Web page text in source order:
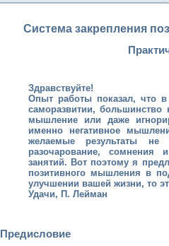
Система закрепления
Здравствуйте!
Опыт работы показал, что в
саморазвитии,
мышление или даже
именно негативное
желаемые результаты не
разочарование, сомнения
занятий. Вот поэтому я
позитивного мышления в
улучшении вашей жизни, то
Удачи, П. Лейман
Предисловие